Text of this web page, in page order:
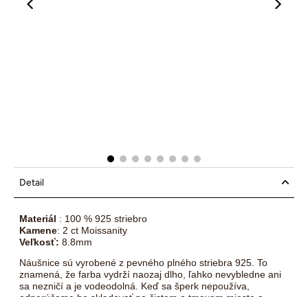
Detail
Materiál : 100 % 925 striebro
Kamene: 2 ct Moissanity
Veľkosť: 8.8mm
Náušnice sú vyrobené z pevného plného striebra 925. To
znamená, že farba vydrží naozaj dlho, ľahko nevybledne ani
sa nezničí a je vodeodolná. Keď sa šperk nepoužíva,